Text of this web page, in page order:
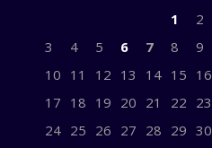
1
2
3
4 5 6 7 8
9
10 11 12 13 14 15 16
17 18 19 20 21 22 23
24 25 26 27 28 29 30